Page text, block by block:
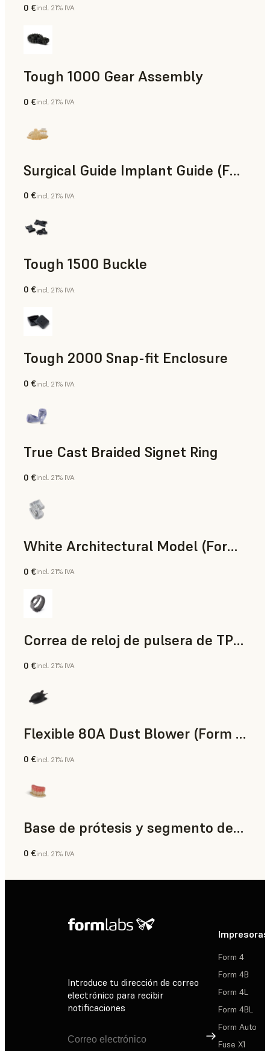
Ingeniería
0 €incl. 21% IVA
Tough 1000 Gear Assembly
Ingeniería
0 €incl. 21% IVA
Surgical Guide Implant Guide (Form 4)
Odontología
0 €incl. 21% IVA
Tough 1500 Buckle
Ingeniería
0 €incl. 21% IVA
Tough 2000 Snap-fit Enclosure
Ingeniería
0 €incl. 21% IVA
True Cast Braided Signet Ring
Joyería
0 €incl. 21% IVA
White Architectural Model (Form 4)
Estándar
0 €incl. 21% IVA
Correa de reloj de pulsera de TPU 90A Powder
Polvo para SLS
0 €incl. 21% IVA
Flexible 80A Dust Blower (Form 4)
0 €incl. 21% IVA
Base de prótesis y segmento de diente
Odontología
0 €incl. 21% IVA
Introduce tu dirección de correo
electrónico para recibir
notificaciones
Suscribirse
Impresoras
Form 4
Form 4B
Form 4L
Form 4BL
Form Auto
Fuse X1